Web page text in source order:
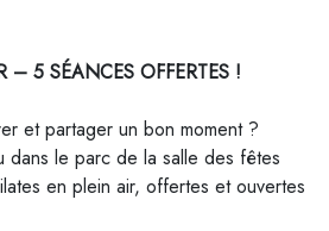
– 5 SÉANCES OFFERTES !
et partager un bon moment ?
dans le parc de la salle des fêtes
en plein air, offertes et ouvertes